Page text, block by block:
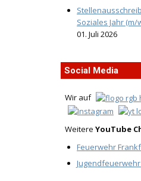
Soziales Jahr (m/
01. Juli 2026
Social Media
Wir auf
Weitere YouTube
Feuerwehr